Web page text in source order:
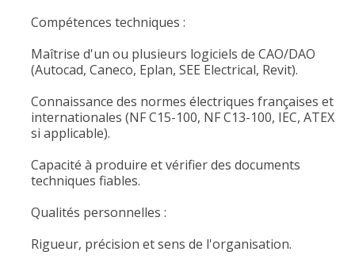
Compétences techniques :
Maîtrise d'un ou plusieurs logiciels de CAO/DAO
(Autocad, Caneco, Eplan, SEE Electrical, Revit).
Connaissance des normes électriques françaises et
internationales (NF C15-100, NF C13-100, IEC, ATEX
si applicable).
Capacité à produire et vérifier des documents
techniques fiables.
Qualités personnelles :
Rigueur, précision et sens de l'organisation.